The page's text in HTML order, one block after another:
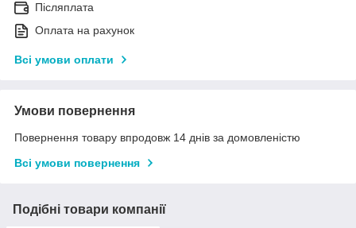
Післяплата
Оплата на рахунок
Всі умови оплати
Умови повернення
Повернення товару впродовж 14 днів за домовленістю
Всі умови повернення
Подібні товари компанії